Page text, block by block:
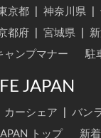
京都 神奈川県
都府 宮城県
ャンプマナー
駐
JAPAN
カーシェア バン
トップ
新